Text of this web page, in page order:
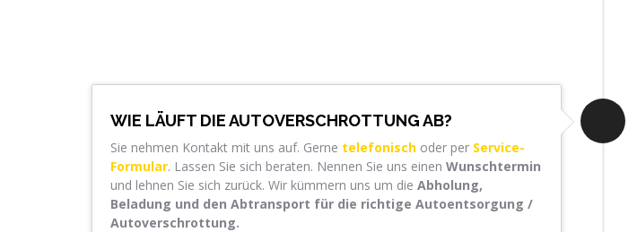
WIE LÄUFT DIE AUTOVERSCHROTTUNG AB?
Sie nehmen Kontakt mit uns auf. Gerne telefonisch oder per Service-
Formular. Lassen Sie sich beraten. Nennen Sie uns einen Wunschtermin
und lehnen Sie sich zurück. Wir kümmern uns um die Abholung,
Beladung und den Abtransport für die richtige Autoentsorgung /
Autoverschrottung.